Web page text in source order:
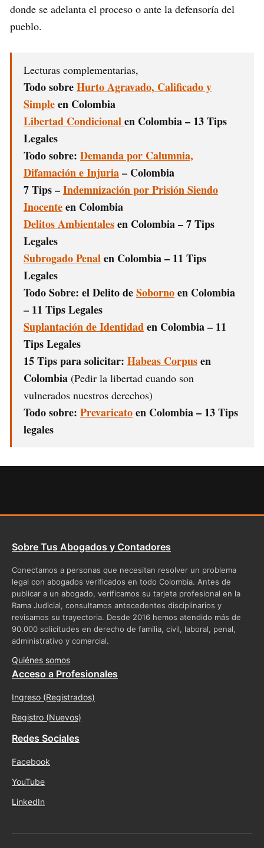
donde se adelanta el proceso o ante la defensoría del
pueblo.
Lecturas complementarias,
Todo sobreHurto Agravado, Calificado y
Simpleen Colombia
Libertad Condicionalen Colombia – 13 Tips
Legales
Todo sobre: Demanda por Calumnia,
Difamación e Injuria– Colombia
7 Tips –Indemnización por Prisión Siendo
Inocenteen Colombia
Delitos Ambientalesen Colombia – 7 Tips
Legales
Subrogado Penalen Colombia – 11 Tips
Legales
Todo Sobre: el Delito deSobornoen Colombia
– 11 Tips Legales
Suplantación de Identidaden Colombia – 11
Tips Legales
15 Tips para solicitar: Habeas Corpusen
Colombia (Pedir la libertad cuando son
vulnerados nuestros derechos)
Todo sobre: Prevaricatoen Colombia – 13 Tips
legales
Sobre Tus Abogados y Contadores
Conectamos a personas que necesitan resolver un problema
legal con abogados verificados en todo Colombia. Antes de
publicar a un abogado, verificamos su tarjeta profesional en la
Rama Judicial, consultamos antecedentes disciplinarios y
revisamos su trayectoria. Desde 2016 hemos atendido más de
90.000 solicitudes en derecho de familia, civil, laboral, penal,
administrativo y comercial.
Quiénes somos
Acceso a Profesionales
Ingreso (Registrados)
Registro (Nuevos)
Redes Sociales
Facebook
YouTube
LinkedIn